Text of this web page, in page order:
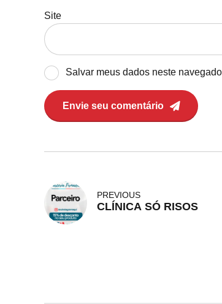
Site
Salvar meus dados neste
Envie seu comentário
PREVIOUS
CLÍNICA SÓ RISOS